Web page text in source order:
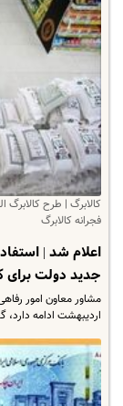
کالابرگ | طرح کالابرگ
فجرانه کالابرگ
اعلام شد |
جدید دولت برای
اردیبهشت ادامه